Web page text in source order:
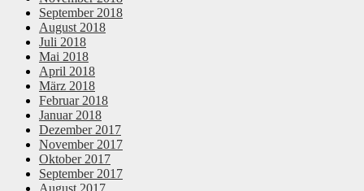
September 2018
August 2018
Juli 2018
Mai 2018
April 2018
März 2018
Februar 2018
Januar 2018
Dezember 2017
November 2017
Oktober 2017
September 2017
August 2017